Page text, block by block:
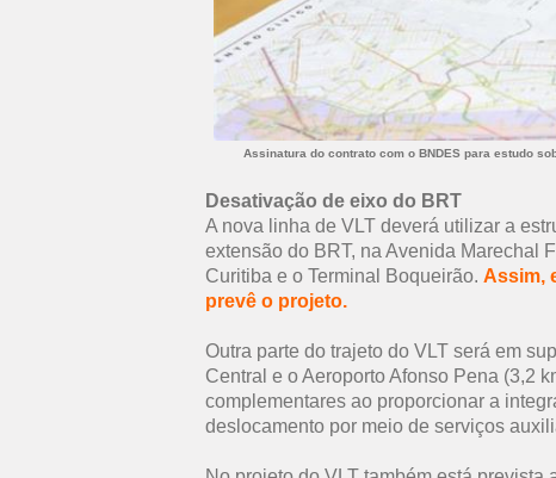
Assinatura do contrato com o BNDES para estudo
Desativação de eixo do BRT
A nova linha de VLT deverá utilizar a
extensão do BRT, na Avenida Marechal
Curitiba e o Terminal Boqueirão. Assim,
prevê o projeto.
Outra parte do trajeto do VLT será em
Central e o Aeroporto Afonso Pena (3,2
complementares ao proporcionar a
deslocamento por meio de serviços